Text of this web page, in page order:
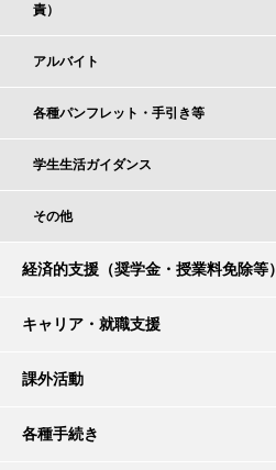
責）
アルバイト
各種パンフレット・手引き等
学生生活ガイダンス
その他
経済的支援（奨学金・授業料免除等）
キャリア・就職支援
課外活動
各種手続き